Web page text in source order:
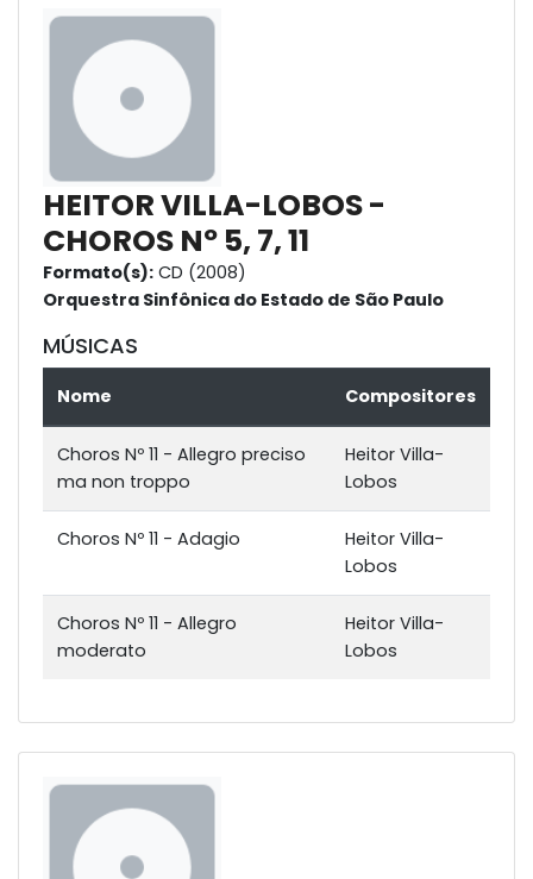
HEITOR VILLA-LOBOS -
CHOROS Nº 5, 7, 11
Formato(s): CD (2008)
Orquestra Sinfônica do Estado de São Paulo
MÚSICAS
Nome Compositores
Choros Nº 11 - Allegro preciso
ma non troppo
Heitor Villa-
Lobos
Choros Nº 11 - Adagio
Heitor Villa-
Lobos
Choros Nº 11 - Allegro
moderato
Heitor Villa-
Lobos